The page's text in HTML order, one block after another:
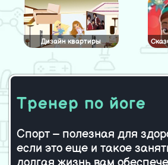
Дизайн квартиры
Утренний кофе
Милая невеста
Тренер по йоге
Спорт – полезная для
если это еще и такое